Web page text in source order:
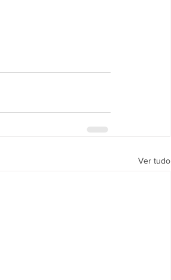
Ver tudo